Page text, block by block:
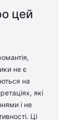
цей
не є
на
які
і не
Ці